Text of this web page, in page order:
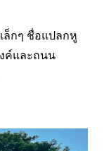
ล็กๆ ชื่อแปลกหู
ค์และถนน
ย์หมูอยู่ใกล้ๆ
ใจ